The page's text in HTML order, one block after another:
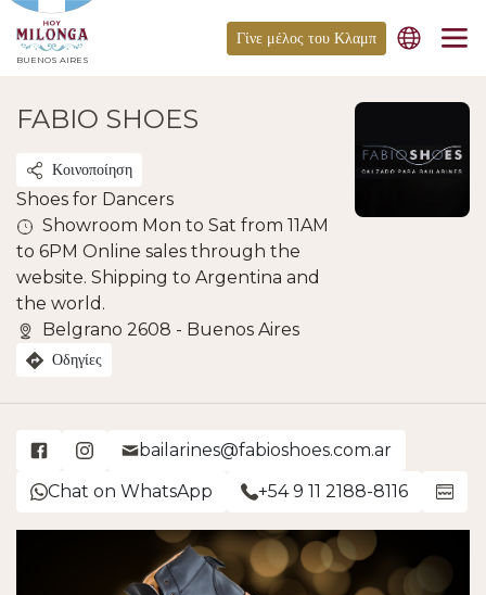
BUENOS AIRES
Γίνε μέλος του Κλαμπ
FABIO SHOES
Κοινοποίηση
Shoes for Dancers
Showroom Mon to Sat from 11AM
to 6PM Online sales through the
website. Shipping to Argentina and
the world.
Belgrano 2608 - Buenos Aires
Οδηγίες
bailarines@fabioshoes.com.ar
Chat on WhatsApp
+54 9 11 2188-8116